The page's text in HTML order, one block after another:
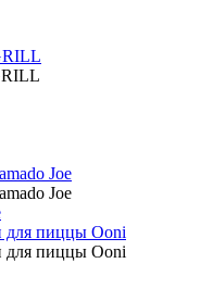
Joe
для пиццы Ooni